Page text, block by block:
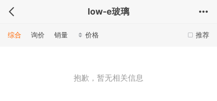
low-e玻璃
推荐
综合 询价 销量 价格
抱歉，暂无相关信息